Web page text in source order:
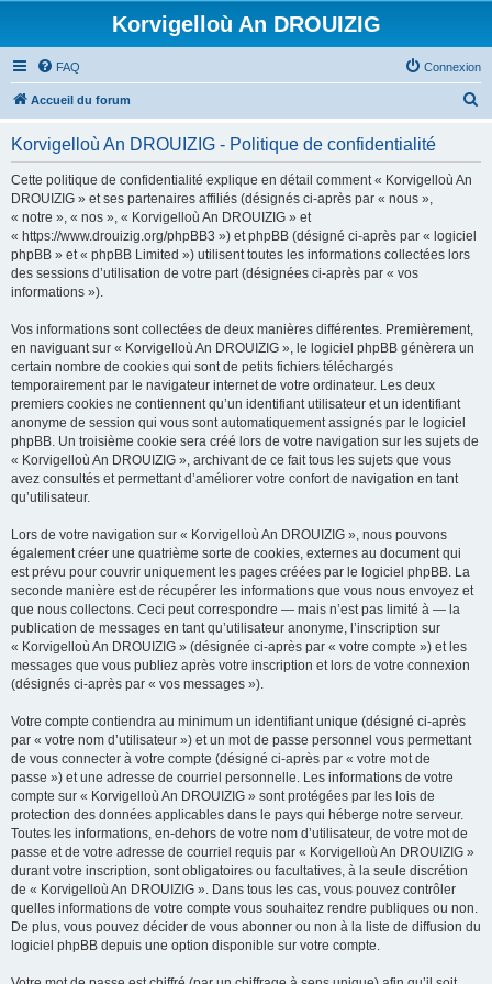
Korvigelloù An DROUIZIG
FAQ Connexion
Accueil du forum
Korvigelloù An DROUIZIG - Politique de confidentialité
Cette politique de confidentialité explique en détail comment « Korvigelloù An
DROUIZIG » et ses partenaires affiliés (désignés ci-après par « nous »,
« notre », « nos », « Korvigelloù An DROUIZIG » et
« https://www.drouizig.org/phpBB3 ») et phpBB (désigné ci-après par « logiciel
phpBB » et « phpBB Limited ») utilisent toutes les informations collectées lors
des sessions d’utilisation de votre part (désignées ci-après par « vos
informations »).
Vos informations sont collectées de deux manières différentes. Premièrement,
en naviguant sur « Korvigelloù An DROUIZIG », le logiciel phpBB génèrera un
certain nombre de cookies qui sont de petits fichiers téléchargés
temporairement par le navigateur internet de votre ordinateur. Les deux
premiers cookies ne contiennent qu’un identifiant utilisateur et un identifiant
anonyme de session qui vous sont automatiquement assignés par le logiciel
phpBB. Un troisième cookie sera créé lors de votre navigation sur les sujets de
« Korvigelloù An DROUIZIG », archivant de ce fait tous les sujets que vous
avez consultés et permettant d’améliorer votre confort de navigation en tant
qu’utilisateur.
Lors de votre navigation sur « Korvigelloù An DROUIZIG », nous pouvons
également créer une quatrième sorte de cookies, externes au document qui
est prévu pour couvrir uniquement les pages créées par le logiciel phpBB. La
seconde manière est de récupérer les informations que vous nous envoyez et
que nous collectons. Ceci peut correspondre — mais n’est pas limité à — la
publication de messages en tant qu’utilisateur anonyme, l’inscription sur
« Korvigelloù An DROUIZIG » (désignée ci-après par « votre compte ») et les
messages que vous publiez après votre inscription et lors de votre connexion
(désignés ci-après par « vos messages »).
Votre compte contiendra au minimum un identifiant unique (désigné ci-après
par « votre nom d’utilisateur ») et un mot de passe personnel vous permettant
de vous connecter à votre compte (désigné ci-après par « votre mot de
passe ») et une adresse de courriel personnelle. Les informations de votre
compte sur « Korvigelloù An DROUIZIG » sont protégées par les lois de
protection des données applicables dans le pays qui héberge notre serveur.
Toutes les informations, en-dehors de votre nom d’utilisateur, de votre mot de
passe et de votre adresse de courriel requis par « Korvigelloù An DROUIZIG »
durant votre inscription, sont obligatoires ou facultatives, à la seule discrétion
de « Korvigelloù An DROUIZIG ». Dans tous les cas, vous pouvez contrôler
quelles informations de votre compte vous souhaitez rendre publiques ou non.
De plus, vous pouvez décider de vous abonner ou non à la liste de diffusion du
logiciel phpBB depuis une option disponible sur votre compte.